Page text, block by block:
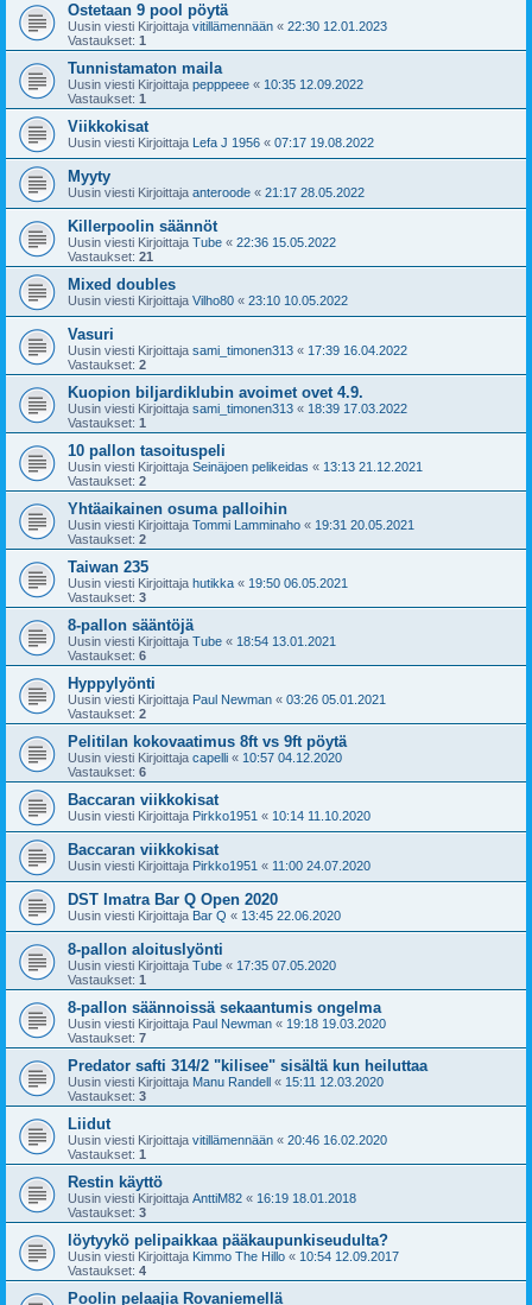
Ostetaan 9 pool pöytä
Uusin viesti Kirjoittaja vitillämennään « 22:30 12.01.2023
Vastaukset: 1
Tunnistamaton maila
Uusin viesti Kirjoittaja pepppeee « 10:35 12.09.2022
Vastaukset: 1
Viikkokisat
Uusin viesti Kirjoittaja Lefa J 1956 « 07:17 19.08.2022
Myyty
Uusin viesti Kirjoittaja anteroode « 21:17 28.05.2022
Killerpoolin säännöt
Uusin viesti Kirjoittaja Tube « 22:36 15.05.2022
Vastaukset: 21
Mixed doubles
Uusin viesti Kirjoittaja Vilho80 « 23:10 10.05.2022
Vasuri
Uusin viesti Kirjoittaja sami_timonen313 « 17:39 16.04.2022
Vastaukset: 2
Kuopion biljardiklubin avoimet ovet 4.9.
Uusin viesti Kirjoittaja sami_timonen313 « 18:39 17.03.2022
Vastaukset: 1
10 pallon tasoituspeli
Uusin viesti Kirjoittaja Seinäjoen pelikeidas « 13:13 21.12.2021
Vastaukset: 2
Yhtäaikainen osuma palloihin
Uusin viesti Kirjoittaja Tommi Lamminaho « 19:31 20.05.2021
Vastaukset: 2
Taiwan 235
Uusin viesti Kirjoittaja hutikka « 19:50 06.05.2021
Vastaukset: 3
8-pallon sääntöjä
Uusin viesti Kirjoittaja Tube « 18:54 13.01.2021
Vastaukset: 6
Hyppylyönti
Uusin viesti Kirjoittaja Paul Newman « 03:26 05.01.2021
Vastaukset: 2
Pelitilan kokovaatimus 8ft vs 9ft pöytä
Uusin viesti Kirjoittaja capelli « 10:57 04.12.2020
Vastaukset: 6
Baccaran viikkokisat
Uusin viesti Kirjoittaja Pirkko1951 « 10:14 11.10.2020
Baccaran viikkokisat
Uusin viesti Kirjoittaja Pirkko1951 « 11:00 24.07.2020
DST Imatra Bar Q Open 2020
Uusin viesti Kirjoittaja Bar Q « 13:45 22.06.2020
8-pallon aloituslyönti
Uusin viesti Kirjoittaja Tube « 17:35 07.05.2020
Vastaukset: 1
8-pallon säännoissä sekaantumis ongelma
Uusin viesti Kirjoittaja Paul Newman « 19:18 19.03.2020
Vastaukset: 7
Predator safti 314/2 "kilisee" sisältä kun heiluttaa
Uusin viesti Kirjoittaja Manu Randell « 15:11 12.03.2020
Vastaukset: 3
Liidut
Uusin viesti Kirjoittaja vitillämennään « 20:46 16.02.2020
Vastaukset: 1
Restin käyttö
Uusin viesti Kirjoittaja AnttiM82 « 16:19 18.01.2018
Vastaukset: 3
löytyykö pelipaikkaa pääkaupunkiseudulta?
Uusin viesti Kirjoittaja Kimmo The Hillo « 10:54 12.09.2017
Vastaukset: 4
Poolin pelaajia Rovaniemellä